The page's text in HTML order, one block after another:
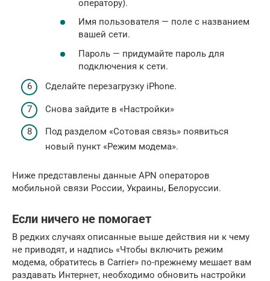
оператору).
Имя пользователя — поле с названием
вашей сети.
Пароль — придумайте пароль для
подключения к сети.
Сделайте перезагрузку iPhone.
Снова зайдите в «Настройки»
Под разделом «Сотовая связь» появиться
новый пункт «Режим модема».
Ниже представлены данные APN операторов
мобильной связи России, Украины, Белоруссии.
Если ничего не помогает
В редких случаях описанные выше действия ни к чему
не приводят, и надпись «Чтобы включить режим
модема, обратитесь в Carrier» по-прежнему мешает вам
раздавать Интернет, необходимо обновить настройки